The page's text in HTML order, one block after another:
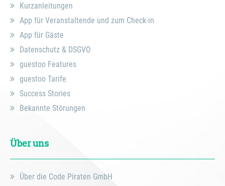
Kurzanleitungen
App für Veranstaltende und zum Check-in
App für Gäste
Datenschutz & DSGVO
guestoo Features
guestoo Tarife
Success Stories
Bekannte Störungen
Über uns
Über die Code Piraten GmbH